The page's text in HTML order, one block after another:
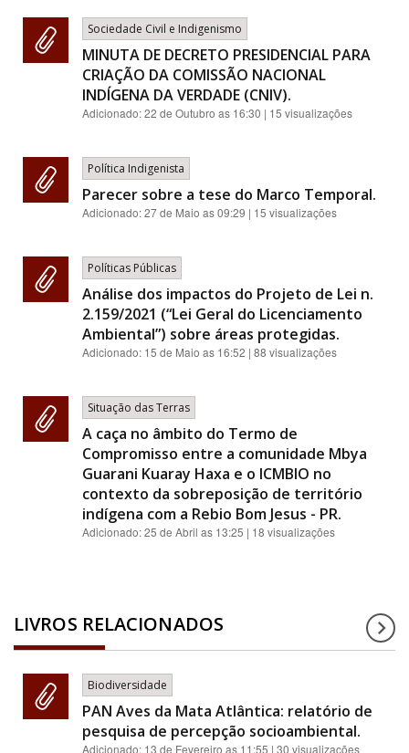
Sociedade Civil e Indigenismo
MINUTA DE DECRETO PRESIDENCIAL PARA
CRIAÇÃO DA COMISSÃO NACIONAL
INDÍGENA DA VERDADE (CNIV).
Adicionado:22 de Outubro as 16:30 | 15 visualizações
Política Indigenista
Parecer sobre a tese do Marco Temporal.
Adicionado:27 de Maio as 09:29 | 15 visualizações
Políticas Públicas
Análise dos impactos do Projeto de Lei n.
2.159/2021 (“Lei Geral do Licenciamento
Ambiental”) sobre áreas protegidas.
Adicionado: 15 de Maio as 16:52 | 88 visualizações
Situação das Terras
A caça no âmbito do Termo de
Compromisso entre a comunidade Mbya
Guarani Kuaray Haxa e o ICMBIO no
contexto da sobreposição de território
indígena com a Rebio Bom Jesus - PR.
Adicionado:25 de Abril as 13:25 | 18 visualizações
LIVROS RELACIONADOS
Biodiversidade
PAN Aves da Mata Atlântica: relatório de
pesquisa de percepção socioambiental.
Adicionado: 13 de Fevereiro as 11:55 | 30 visualizações